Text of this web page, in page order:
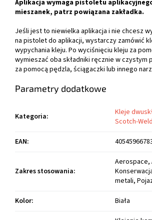
Aplikacja wymaga pistoletu
mieszanek, patrz powiązana zakładka.
Jeśli jest to niewielka aplikacja i nie chcesz
na pistolet do aplikacji, wystarczy zamówić
wypychania kleju. Po wyciśnięciu kleju za
wymieszać oba składniki ręcznie w czystym
za pomocą pędzla, ściągaczki lub innego
Parametry dodatkowe
Kategoria:
Kleje
Scotch-Weld
EAN:
Zakres stosowania:
Aerospace,
metali,
Kolor: Biała